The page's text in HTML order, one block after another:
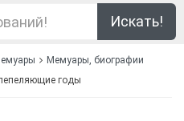
Искать!
Мемуары, биографии
годы